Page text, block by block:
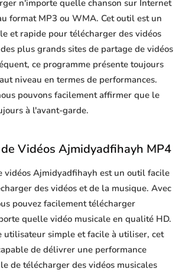
n'importe quelle chanson sur Internet
format MP3 ou WMA. Cet outil est un
et rapide pour télécharger des vidéos
plus grands sites de partage de vidéos
ce programme présente toujours
niveau en termes de performances.
pouvons facilement affirmer que le
à l'avant-garde.
Vidéos Ajmidyadfihayh MP4
vidéos Ajmidyadfihayh est un outil facile
des vidéos et de la musique. Avec
pouvez facilement télécharger
quelle vidéo musicale en qualité HD.
utilisateur simple et facile à utiliser, cet
de délivrer une performance
de télécharger des vidéos musicales